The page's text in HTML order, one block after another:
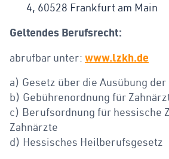
4, 60528 Frankfurt am Main
Geltendes Berufsrecht:
abrufbar unter: www.lzkh.de
a) Gesetz über die Ausübung
b) Gebührenordnung für
c) Berufsordnung für hessische
Zahnärzte
d) Hessisches Heilberufsgesetz